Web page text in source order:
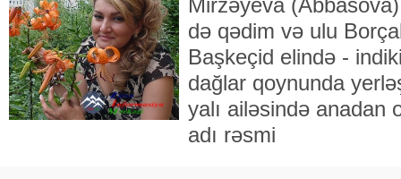
Mir­­zə­yeva
də qədim və ulu
Baş­­keçid elin­də -
dağlar qoy­nunda
yalı ailəsində anadan
adı rəsmi